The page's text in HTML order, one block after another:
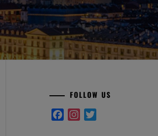
FOLLOW US
FacebookInstagram